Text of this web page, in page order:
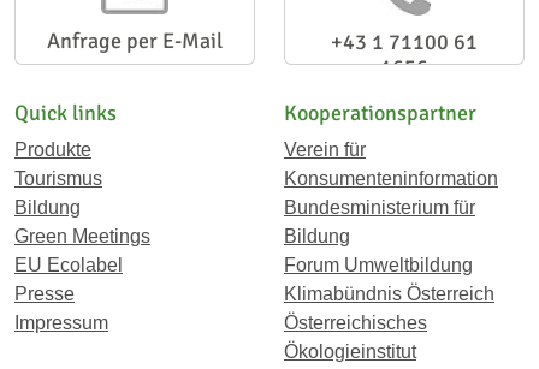
Anfrage per E-Mail
+43 1 71100 61
1656
Quick links
Produkte
Tourismus
Bildung
Green Meetings
EU Ecolabel
Presse
Impressum
Kooperationspartner
Verein für
Konsumenteninformation
Bundesministerium für
Bildung
Forum Umweltbildung
Klimabündnis Österreich
Österreichisches
Ökologieinstitut